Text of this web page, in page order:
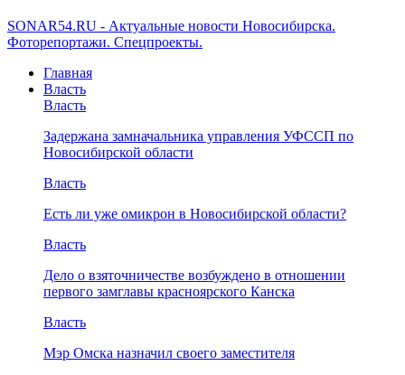
SONAR54.RU - Актуальные новости Новосибирска.
Фоторепортажи. Спецпроекты.
Главная
Власть
Власть
Задержана замначальника управления УФССП по
Новосибирской области
Власть
Есть ли уже омикрон в Новосибирской области?
Власть
Дело о взяточничестве возбуждено в отношении
первого замглавы красноярского Канска
Власть
Мэр Омска назначил своего заместителя